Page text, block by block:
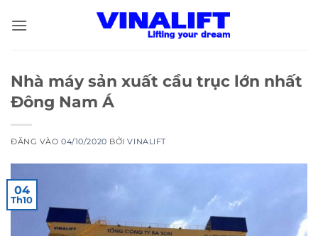
qua
Nhà máy sản xuất cầu trục lớn nhất
Đông Nam Á
ĐĂNG VÀO04/10/2020 BỞIVINALIFT
04
Th10